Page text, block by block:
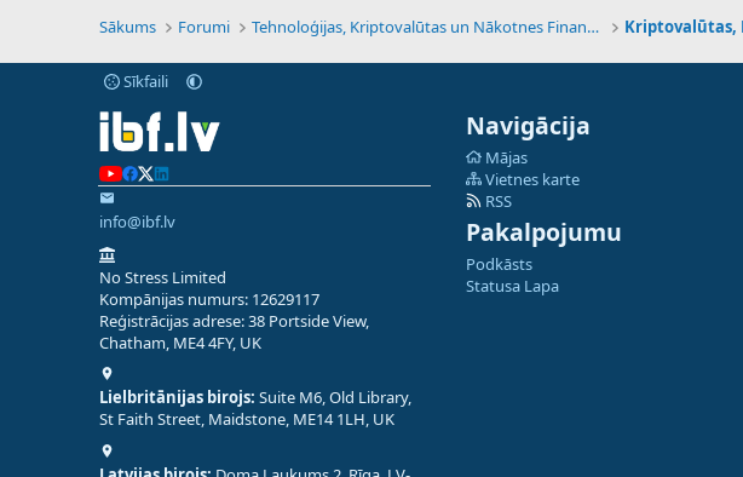
Sākums Forumi Tehnoloģijas, Kriptovalūtas un Nākotnes Finanses
Sīkfaili
info@ibf.lv
No Stress Limited
Kompānijas numurs: 12629117
Reģistrācijas adrese: 38 Portside View,
Chatham, ME4 4FY, UK
Lielbritānijas birojs: Suite M6, Old Library,
St Faith Street, Maidstone, ME14 1LH, UK
Navigācija
Mājas
Vietnes karte
RSS
Pakalpojumu
Podkāsts
Statusa Lapa